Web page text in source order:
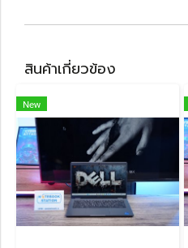
สินค้าเกี่ยวข้อง
New